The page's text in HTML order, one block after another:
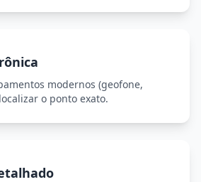
modernos (geofone,
o ponto exato.